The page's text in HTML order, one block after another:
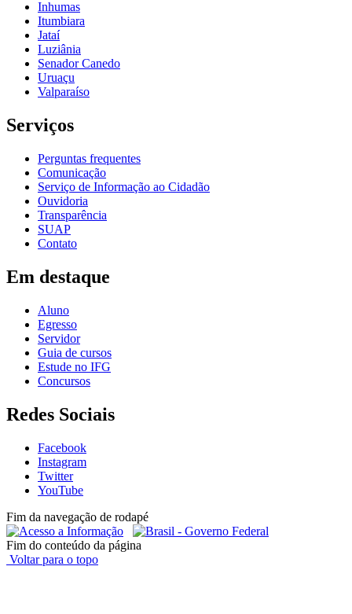
Inhumas
Itumbiara
Jataí
Luziânia
Senador Canedo
Uruaçu
Valparaíso
Serviços
Perguntas frequentes
Comunicação
Serviço de Informação ao Cidadão
Ouvidoria
Transparência
SUAP
Contato
Em destaque
Aluno
Egresso
Servidor
Guia de cursos
Estude no IFG
Concursos
Redes Sociais
Facebook
Instagram
Twitter
YouTube
Fim da navegação de rodapé
Fim do conteúdo da página
Voltar para o topo